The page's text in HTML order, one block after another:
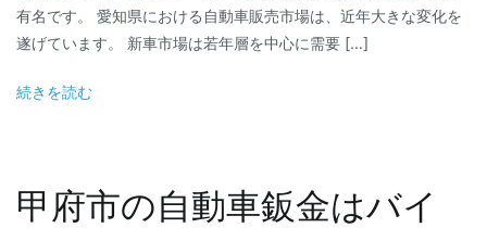
有名です。 愛知県における自動車販売市場は、近年大きな変化を
遂げています。 新車市場は若年層を中心に需要 […]
続きを読む
甲府市の自動車鈑金はバイ